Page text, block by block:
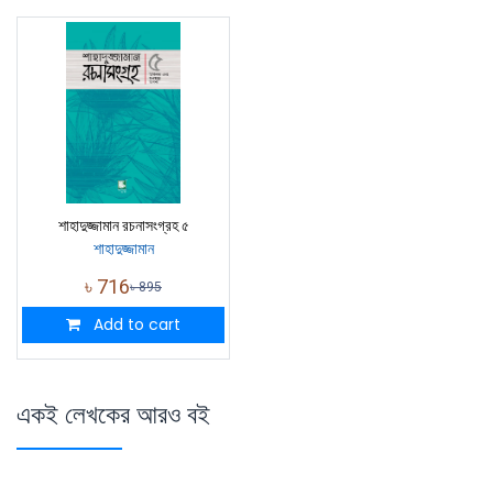
শাহাদুজ্জামান রচনাসংগ্রহ ৫
শাহাদুজ্জামান
৳ 716৳895
Add to cart
একই লেখকের আরও বই